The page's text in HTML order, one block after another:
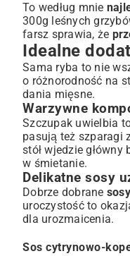
To według mnie
300g leśnych
farsz sprawia, że
Idealne
Sama ryba to nie
o różnorodność na
dania mięsne.
Warzywne
Szczupak uwielbia
pasują też szparagi
stół wjedzie
w śmietanie.
Delikatne sosy
Dobrze dobrane
uroczystość to
dla urozmaicenia.
Sos cytrynowo-